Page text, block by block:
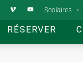
RÉSERVER
Scolaires